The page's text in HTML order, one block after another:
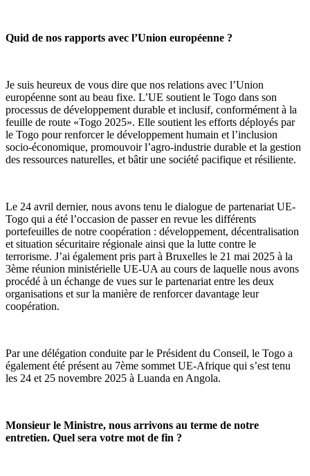
Quid de nos rapports avec l’Union européenne ?
Je suis heureux de vous dire que nos relations avec l’Union
européenne sont au beau fixe. L’UE soutient le Togo dans son
processus de développement durable et inclusif, conformément à la
feuille de route «Togo 2025». Elle soutient les efforts déployés par
le Togo pour renforcer le développement humain et l’inclusion
socio-économique, promouvoir l’agro-industrie durable et la gestion
des ressources naturelles, et bâtir une société pacifique et résiliente.
Le 24 avril dernier, nous avons tenu le dialogue de partenariat UE-
Togo qui a été l’occasion de passer en revue les différents
portefeuilles de notre coopération : développement, décentralisation
et situation sécuritaire régionale ainsi que la lutte contre le
terrorisme. J’ai également pris part à Bruxelles le 21 mai 2025 à la
3ème réunion ministérielle UE-UA au cours de laquelle nous avons
procédé à un échange de vues sur le partenariat entre les deux
organisations et sur la manière de renforcer davantage leur
coopération.
Par une délégation conduite par le Président du Conseil, le Togo a
également été présent au 7ème sommet UE-Afrique qui s’est tenu
les 24 et 25 novembre 2025 à Luanda en Angola.
Monsieur le Ministre, nous arrivons au terme de notre
entretien. Quel sera votre mot de fin ?